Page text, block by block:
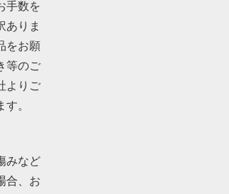
手数を
ありま
をお願
等のご
よりご
す。
みなど
合、お